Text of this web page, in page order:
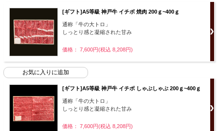
[ギフト]A5等級 神戸牛 イチボ 焼肉 200ｇ~400ｇ
通称「牛の大トロ」
しっとり感と凝縮された甘み
価格： 7,600円(税込 8,208円)
[ギフト]A5等級 神戸牛 イチボ しゃぶしゃぶ 200ｇ~400ｇ
通称「牛の大トロ」
しっとり感と凝縮された甘み
価格： 7,600円(税込 8,208円)